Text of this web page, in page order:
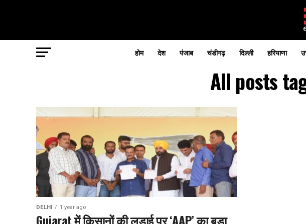
होम देश पंजाब चंडीगढ़ दिल्ली हरियाणा
All posts
DELHI 1 year ago
Gujarat में किसानों की लड़ाई पर ‘AAP’ का बड़ा